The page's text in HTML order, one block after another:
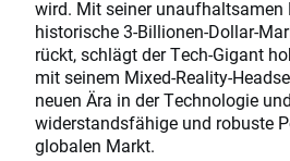
wird. Mit seiner unaufhaltsamen
historische 3-Billionen-Dollar-
rückt, schlägt der Tech-Gigant
mit seinem Mixed-Reality-
neuen Ära in der Technologie
widerstandsfähige und robuste
globalen Markt.